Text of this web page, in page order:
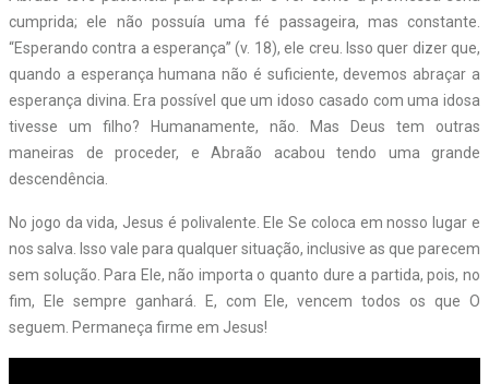
cumprida; ele não possuía uma fé passageira, mas constante.
“Esperando contra a esperança” (v. 18), ele creu. Isso quer dizer que,
quando a esperança humana não é suficiente, devemos abraçar a
esperança divina. Era possível que um idoso casado com uma idosa
tivesse um filho? Humanamente, não. Mas Deus tem outras
maneiras de proceder, e Abraão acabou tendo uma grande
descendência.
No jogo da vida, Jesus é polivalente. Ele Se coloca em nosso lugar e
nos salva. Isso vale para qualquer situação, inclusive as que parecem
sem solução. Para Ele, não importa o quanto dure a partida, pois, no
fim, Ele sempre ganhará. E, com Ele, vencem todos os que O
seguem. Permaneça firme em Jesus!